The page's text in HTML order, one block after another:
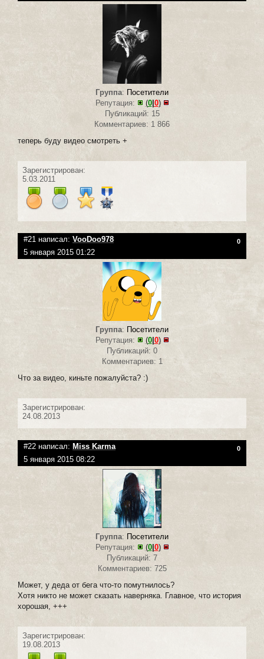
Группа: Посетители
Репутация:
(0| 0)
Публикаций: 15
Комментариев: 1 866
теперь буду видео смотреть +
Зарегистрирован:
5.03.2011
#21 написал: VooDoo978 0
5 января 2015 01:22
Группа: Посетители
Репутация:
(0| 0)
Публикаций: 0
Комментариев: 1
Что за видео, киньте пожалуйста? :)
Зарегистрирован:
24.08.2013
#22 написал: Miss Karma 0
5 января 2015 08:22
Группа: Посетители
Репутация:
(0| 0)
Публикаций: 7
Комментариев: 725
Может, у деда от бега что-то помутнилось?
Хотя никто не может сказать наверняка. Главное, что история
хорошая, +++
Зарегистрирован:
19.08.2013